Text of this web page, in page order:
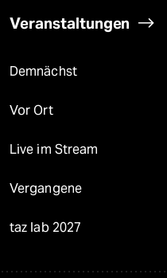
Veranstaltungen
Demnächst
Vor Ort
Live im Stream
Vergangene
taz lab 2027